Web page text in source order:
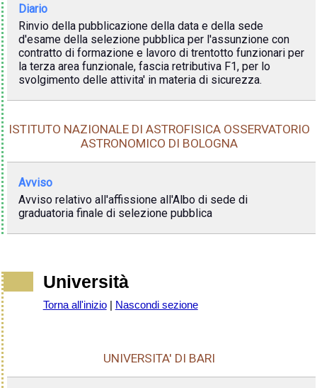
Diario
Rinvio della pubblicazione della data e della sede
d'esame della selezione pubblica per l'assunzione con
contratto di formazione e lavoro di trentotto funzionari per
la terza area funzionale, fascia retributiva F1, per lo
svolgimento delle attivita' in materia di sicurezza.
ISTITUTO NAZIONALE DI ASTROFISICA OSSERVATORIO
ASTRONOMICO DI BOLOGNA
Avviso
Avviso relativo all'affissione all'Albo di sede di
graduatoria finale di selezione pubblica
Università
Torna all'inizio| Nascondi sezione
UNIVERSITA' DI BARI